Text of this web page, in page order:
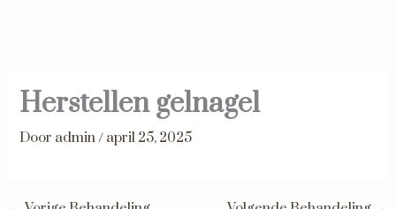
Herstellen gelnagel
Door admin/ april 25, 2025